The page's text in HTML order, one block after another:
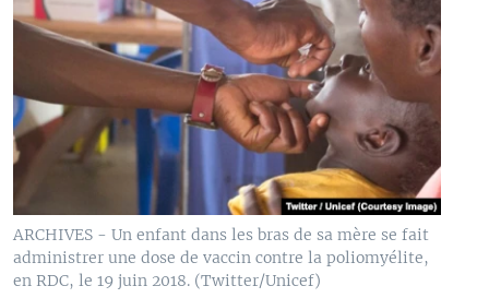
ARCHIVES - Un enfant dans les bras de sa mère se fait
administrer une dose de vaccin contre la poliomyélite,
en RDC, le 19 juin 2018. (Twitter/Unicef)